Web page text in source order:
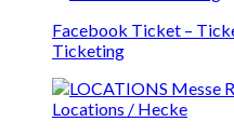
Facebook Ticket –
Ticketing